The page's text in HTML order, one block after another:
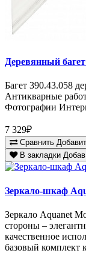
Деревянный
Багет 390.43.058
Антикварные
Фотографии
7 329₽
Сравнить
В закладки
Зеркало-шкаф
Зеркало Aquanet
стороны –
качественное
базовый комплект